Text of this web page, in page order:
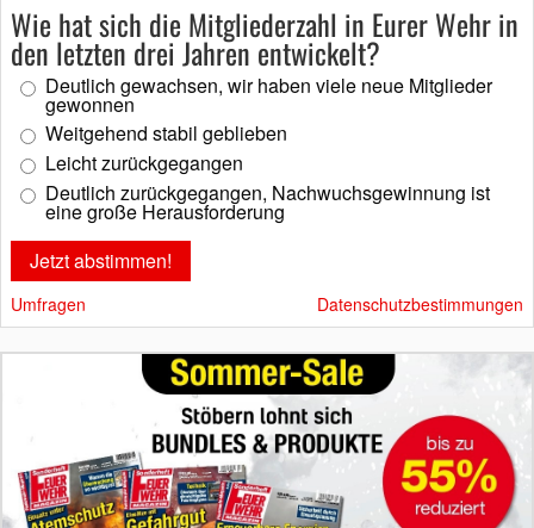
Wie hat sich die Mitgliederzahl in Eurer Wehr in
den letzten drei Jahren entwickelt?
Deutlich gewachsen, wir haben viele neue Mitglieder
gewonnen
Weitgehend stabil geblieben
Leicht zurückgegangen
Deutlich zurückgegangen, Nachwuchsgewinnung ist
eine große Herausforderung
Umfragen Datenschutzbestimmungen